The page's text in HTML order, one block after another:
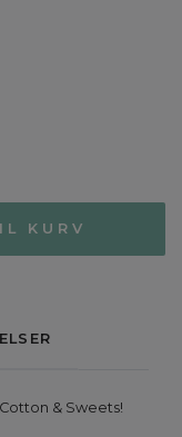
KURV
& Sweets!